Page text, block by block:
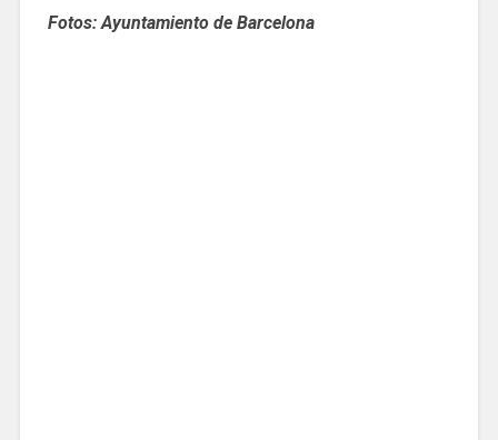
Fotos: Ayuntamiento de Barcelona